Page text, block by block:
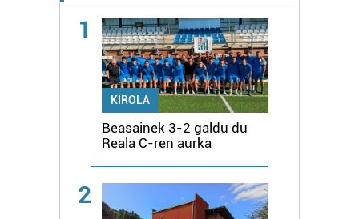
1
KIROLA
Beasainek 3-2 galdu du
Reala C-ren aurka
2